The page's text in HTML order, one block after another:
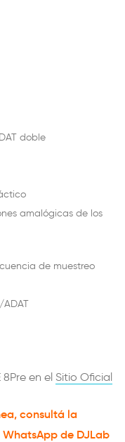
doble
amalógicas de los
de muestreo
en el Sitio Oficial
consultá la
de DJLab